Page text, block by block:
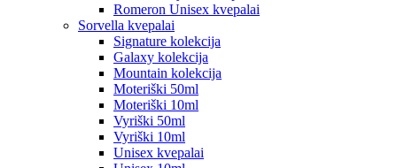
Romeron Unisex kvepalai
Sorvella kvepalai
Signature kolekcija
Galaxy kolekcija
Mountain kolekcija
Moteriški 50ml
Moteriški 10ml
Vyriški 50ml
Vyriški 10ml
Unisex kvepalai